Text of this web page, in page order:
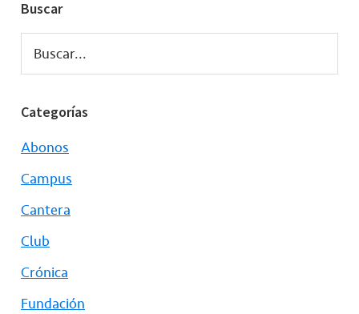
Buscar
Buscar...
Categorías
Abonos
Campus
Cantera
Club
Crónica
Fundación